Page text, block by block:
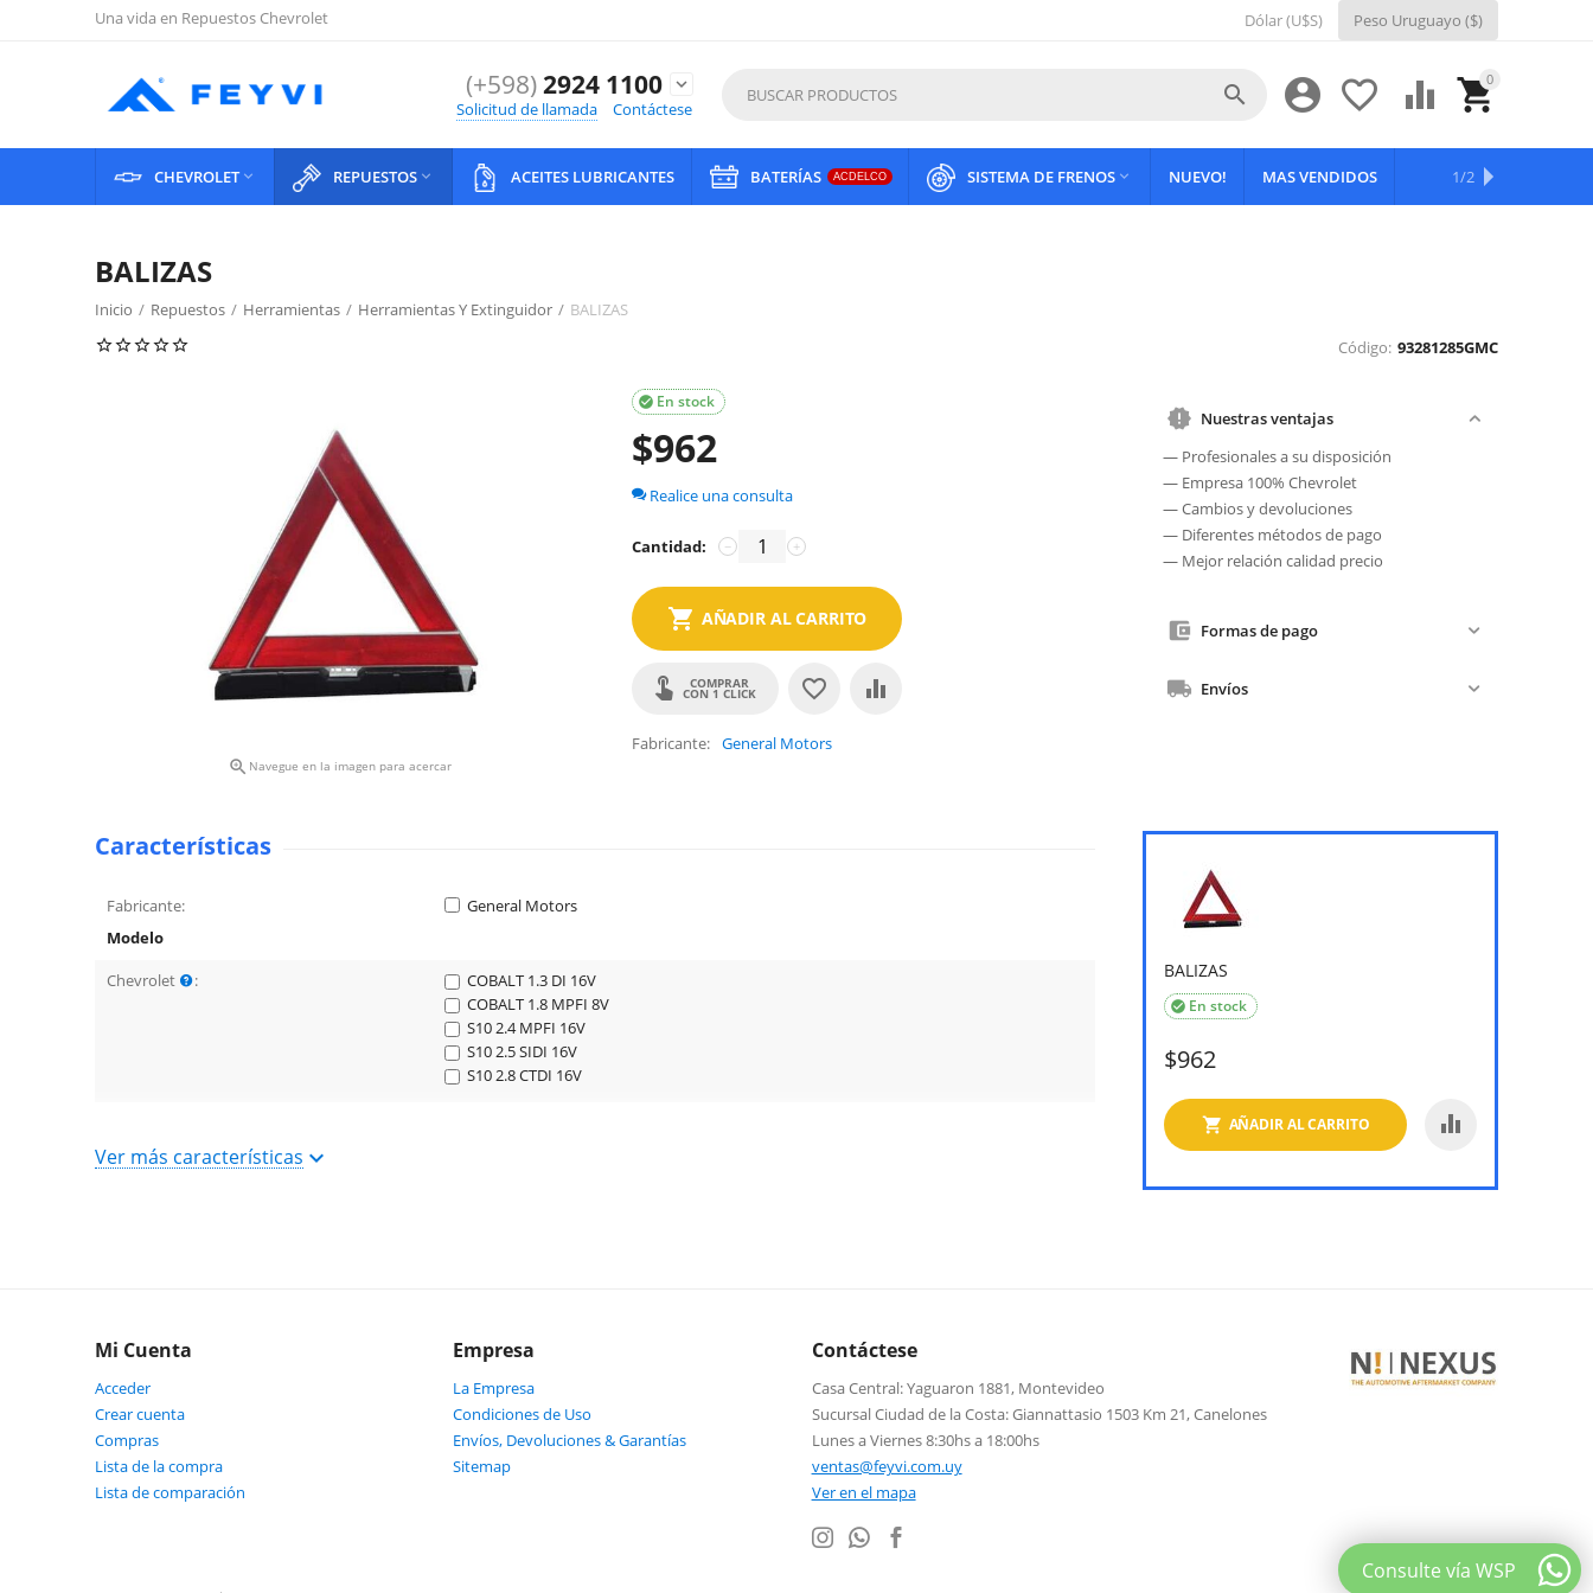
Una vida en Repuestos Chevrolet Dólar (U$S) Peso Uruguayo ($)
(+598)2924 1100
expand_more
Solicitud de llamada
Contáctese
0

 


CHEVROLET REPUESTOS  ACEITES LUBRICANTES BATERÍAS ACDELCO SISTEMA DE FRENOS  NUEVO! MAS VENDIDOS OFERTAS
1/2
BALIZAS
Inicio / Repuestos / Herramientas / Herramientas Y Extinguidor / BALIZAS
Código: 93281285GMC
 Navegue en la imagen para acercar
En stock

$962
Realice una consulta
Cantidad: +
−
AÑADIR AL CARRITO
COMPRAR
CON 1 CLICK
Fabricante General Motors
Nuestras ventajas
— Profesionales a su disposición
— Empresa 100% Chevrolet
— Cambios y devoluciones
— Diferentes métodos de pago
— Mejor relación calidad precio
Formas de pago
Envíos
BALIZAS
En stock

$962
AÑADIR AL CARRITO
Características
Fabricante:
General Motors
Modelo
Chevrolet
:
COBALT 1.3 DI 16V
COBALT 1.8 MPFI 8V
S10 2.4 MPFI 16V
S10 2.5 SIDI 16V
S10 2.8 CTDI 16V
BUSCAR OPCIONAL
Ver más características
Mi Cuenta
Acceder
Crear cuenta
Compras
Lista de la compra
Lista de comparación
Empresa
La Empresa
Condiciones de Uso
Envíos, Devoluciones & Garantías
Sitemap
Contáctese
Casa Central: Yaguaron 1881, Montevideo
Sucursal Ciudad de la Costa: Giannattasio 1503 Km 21, Canelones
Lunes a Viernes 8:30hs a 18:00hs
ventas@feyvi.com.uy
Ver en el mapa
Consulte vía WSP